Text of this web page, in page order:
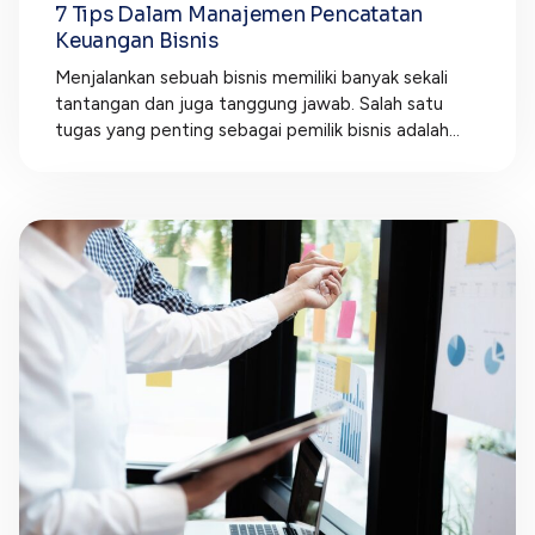
7 Tips Dalam Manajemen Pencatatan
Keuangan Bisnis
Menjalankan sebuah bisnis memiliki banyak sekali
tantangan dan juga tanggung jawab. Salah satu
tugas yang penting sebagai pemilik bisnis adalah...